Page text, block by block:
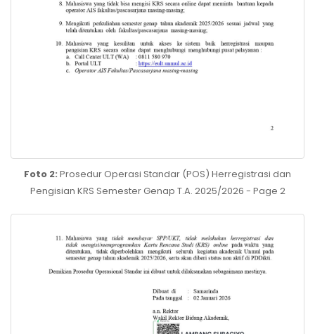
Foto 2: Prosedur Operasi Standar (POS) Herregistrasi dan
Pengisian KRS Semester Genap T.A. 2025/2026 - Page 2